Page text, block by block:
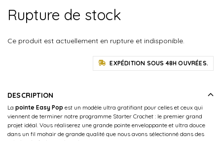
Rupture de stock
Ce produit est actuellement en rupture et indisponible.
EXPÉDITION SOUS 48H OUVRÉES.
DESCRIPTION
La pointe Easy Pop est un modèle ultra gratifiant pour celles et ceux qui
viennent de terminer notre programme Starter Crochet : le premier grand
projet idéal. Vous réaliserez une grande pointe enveloppante et ultra douce
dans un fil mohair de grande qualité que nous avons sélectionné dans des